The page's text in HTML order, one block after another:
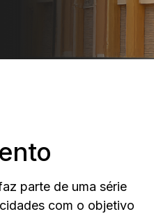
parte de uma série
com o objetivo